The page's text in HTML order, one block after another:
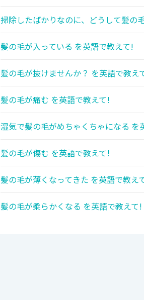
掃除したばかりなのに、どうして髪の
髪の毛が入っている を英語で教えて!
髪の毛が抜けませんか？ を英語で教え
髪の毛が痛む を英語で教えて!
湿気で髪の毛がめちゃくちゃになる を
髪の毛が傷む を英語で教えて!
髪の毛が薄くなってきた を英語で教え
髪の毛が柔らかくなる を英語で教えて!